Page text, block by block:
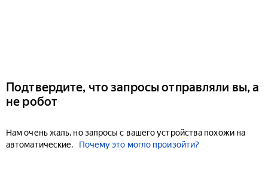
Подтвердите, что запросы отправляли вы, а
не робот
Нам очень жаль, но запросы с вашего устройства похожи на
автоматические.
Почему это могло произойти?